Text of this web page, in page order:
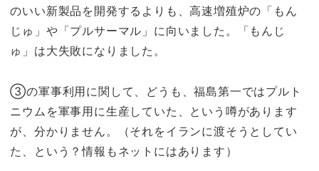
のいい新製品を開発するよりも、高速増殖炉の「もん
じゅ」や「プルサーマル」に向いました。「もんじ
ゅ」は大失敗になりました。
③の軍事利用に関して、どうも、福島第一ではプルト
ニウムを軍事用に生産していた、という噂があります
が、分かりません。（それをイランに渡そうとしてい
た、という？情報もネットにはあります）